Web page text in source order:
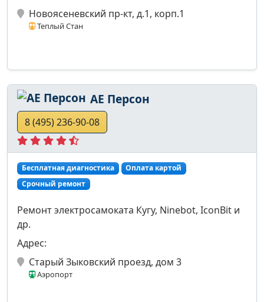
Новоясеневский пр-кт, д.1, корп.1
Теплый Стан
АЕ Персон
8 (495) 236-90-08
Бесплатная диагностика
Оплата картой
Срочный ремонт
Ремонт электросамоката Кугу, Ninebot, IconBit и
др.
Адрес:
Старый Зыковский проезд, дом 3
Аэропорт